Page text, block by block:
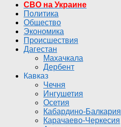
СВО на Украине
Политика
Общество
Экономика
Происшествия
Дагестан
Махачкала
Дербент
Кавказ
Чечня
Ингушетия
Осетия
Кабардино-Балкария
Карачаево-Черкесия